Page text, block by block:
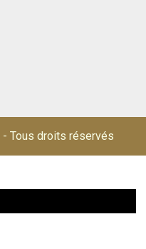
- Tous droits réservés